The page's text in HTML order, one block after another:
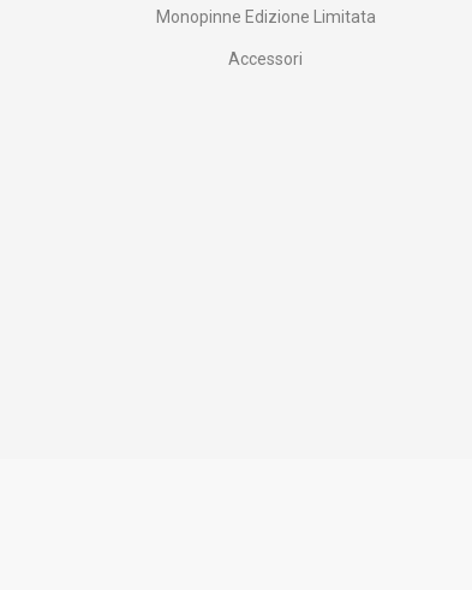
Monopinne Edizione Limitata
Accessori